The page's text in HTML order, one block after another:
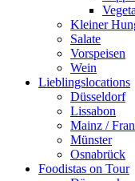
Kleiner
Salate
Vorspeisen
Wein
Lieblingslocations
Düsseldorf
Lissabon
Mainz /
Münster
Osnabrück
Foodistas on Tour